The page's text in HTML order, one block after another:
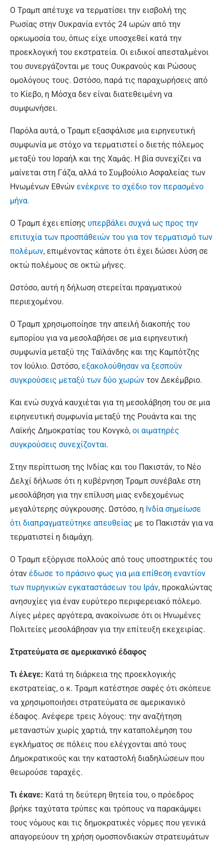
Ο Τραμπ απέτυχε να τερματίσει την εισβολή της
Ρωσίας στην Ουκρανία εντός 24 ωρών από την
ορκωμοσία του, όπως είχε υποσχεθεί κατά την
προεκλογική του εκστρατεία. Οι ειδικοί απεσταλμένοι
του συνεργάζονται με τους Ουκρανούς και Ρώσους
ομολόγους τους. Ωστόσο, παρά τις παραχωρήσεις από
το Κίεβο, η Μόσχα δεν είναι διατεθειμένη να
συμφωνήσει.
Παρόλα αυτά, ο Τραμπ εξασφάλισε μια ειρηνευτική
συμφωνία με στόχο να τερματιστεί ο διετής πόλεμος
μεταξύ του Ισραήλ και της Χαμάς. Η βία συνεχίζει να
μαίνεται στη Γάζα, αλλά το Συμβούλιο Ασφαλείας των
Ηνωμένων Εθνών ενέκρινε το σχέδιο τον περασμένο
μήνα.
Ο Τραμπ έχει επίσης υπερβάλει συχνά ως προς την
επιτυχία των προσπάθειών του για τον τερματισμό των
πολέμων, επιμένοντας κάποτε ότι έχει δώσει λύση σε
οκτώ πολέμους σε οκτώ μήνες.
Ωστόσο, αυτή η δήλωση στερείται πραγματικού
περιεχομένου.
Ο Τραμπ χρησιμοποίησε την απειλή διακοπής του
εμπορίου για να μεσολαβήσει σε μια ειρηνευτική
συμφωνία μεταξύ της Ταϊλάνδης και της Καμπότζης
τον Ιούλιο. Ωστόσο, εξακολούθησαν να ξεσπούν
συγκρούσεις μεταξύ των δύο χωρών τον Δεκέμβριο.
Και ενώ συχνά καυχιέται για τη μεσολάβηση του σε μια
ειρηνευτική συμφωνία μεταξύ της Ρουάντα και της
Λαϊκής Δημοκρατίας του Κονγκό, οι αιματηρές
συγκρούσεις συνεχίζονται.
Στην περίπτωση της Ινδίας και του Πακιστάν, το Νέο
Δελχί δήλωσε ότι η κυβέρνηση Τραμπ συνέβαλε στη
μεσολάβηση για την επίλυση μιας ενδεχομένως
μεγαλύτερης σύγκρουσης. Ωστόσο, η Ινδία σημείωσε
ότι διαπραγματεύτηκε απευθείας με το Πακιστάν για να
τερματιστεί η διαμάχη.
Ο Τραμπ εξόργισε πολλούς από τους υποστηρικτές του
όταν έδωσε το πράσινο φως για μια επίθεση εναντίον
των πυρηνικών εγκαταστάσεων του Ιράν, προκαλώντας
ανησυχίες για έναν ευρύτερο περιφερειακό πόλεμο.
Λίγες μέρες αργότερα, ανακοίνωσε ότι οι Ηνωμένες
Πολιτείες μεσολάβησαν για την επίτευξη εκεχειρίας.
Στρατεύματα σε αμερικανικό έδαφος
Τι έλεγε: Κατά τη διάρκεια της προεκλογικής
εκστρατείας, ο κ. Τραμπ κατέστησε σαφές ότι σκόπευε
να χρησιμοποιήσει στρατεύματα σε αμερικανικό
έδαφος. Ανέφερε τρεις λόγους: την αναζήτηση
μεταναστών χωρίς χαρτιά, την καταπολέμηση του
εγκλήματος σε πόλεις που ελέγχονται από τους
Δημοκρατικούς και την καταστολή διαδηλώσεων που
θεωρούσε ταραχές.
Τι έκανε: Κατά τη δεύτερη θητεία του, ο πρόεδρος
βρήκε ταχύτατα τρύπες και τρόπους να παρακάμψει
τους νόμους και τις δημοκρατικές νόρμες που γενικά
απαγορεύουν τη χρήση ομοσπονδιακών στρατευμάτων